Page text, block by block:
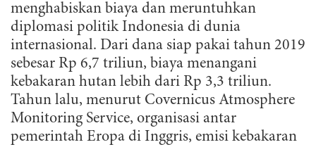
menghabiskan biaya dan meruntuhkan
diplomasi politik Indonesia di dunia
internasional. Dari dana siap pakai tahun 2019
sebesar Rp 6,7 triliun, biaya menangani
kebakaran hutan lebih dari Rp 3,3 triliun.
Tahun lalu, menurut Covernicus Atmosphere
Monitoring Service, organisasi antar
pemerintah Eropa di Inggris, emisi kebakaran